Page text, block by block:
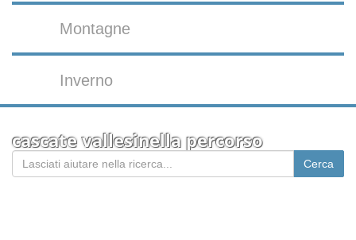
Montagne
Inverno
cascate vallesinella percorso